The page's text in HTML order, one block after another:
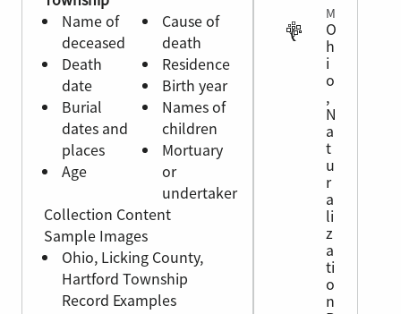
Name of
deceased
Death
date
Burial
dates and
places
Age
Cause of
death
Residence
Birth year
Names of
children
Mortuary
or
undertaker
Collection Content
Sample Images
Ohio, Licking County,
Hartford Township
Record Examples
O
h
i
o
,
N
a
t
u
r
a
li
z
a
ti
o
n